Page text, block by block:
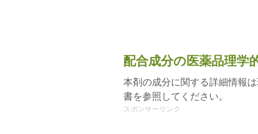
配合成分の医薬品理学
本剤の成分に関する詳細情報
書を参照してください。
スポンサーリンク